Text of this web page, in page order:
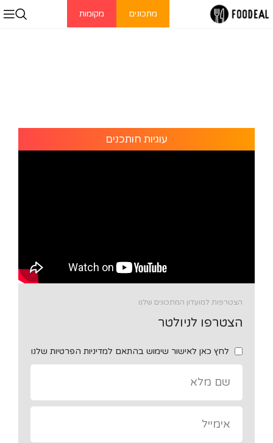
מתכונים מקומות
עוגיות חותכנים
הצטרפות למועדון המתכונים שלנו
הצטרפו לניולטר
לחץ כאן לאישור שימוש בהתאם למדיניות הפרטיות שלנו